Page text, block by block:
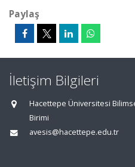
Paylaş
İletişim Bilgileri
Hacettepe Üniversitesi
Birimi
avesis@hacettepe.edu.tr